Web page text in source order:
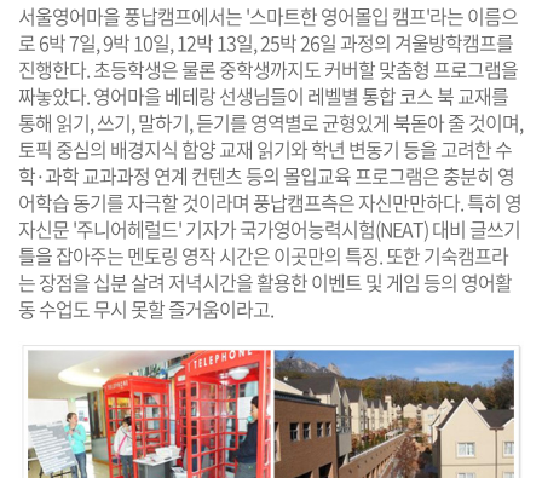
서울영어마을 풍납캠프에서는 '스마트한 영어몰입 캠프'라는 이름으
로 6박 7일, 9박 10일, 12박 13일, 25박 26일 과정의 겨울방학캠프를
진행한다. 초등학생은 물론 중학생까지도 커버할 맞춤형 프로그램을
짜놓았다. 영어마을 베테랑 선생님들이 레벨별 통합 코스 북 교재를
통해 읽기, 쓰기, 말하기, 듣기를 영역별로 균형있게 북돋아 줄 것이며,
토픽 중심의 배경지식 함양 교재 읽기와 학년 변동기 등을 고려한 수
학·과학 교과과정 연계 컨텐츠 등의 몰입교육 프로그램은 충분히 영
어학습 동기를 자극할 것이라며 풍납캠프측은 자신만만하다. 특히 영
자신문 '주니어헤럴드' 기자가 국가영어능력시험(NEAT) 대비 글쓰기
틀을 잡아주는 멘토링 영작 시간은 이곳만의 특징. 또한 기숙캠프라
는 장점을 십분 살려 저녁시간을 활용한 이벤트 및 게임 등의 영어활
동 수업도 무시 못할 즐거움이라고.